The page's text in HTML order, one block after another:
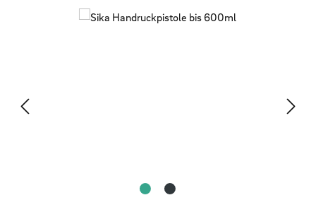
Bildergalerie überspringen